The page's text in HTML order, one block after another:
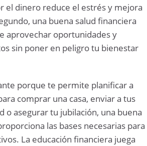
el dinero reduce el estrés y mejora
una buena salud financiera
aprovechar oportunidades y
sin poner en peligro tu bienestar
porque te permite planificar a
comprar una casa, enviar a tus
o asegurar tu jubilación, una buena
las bases necesarias para
La educación financiera juega